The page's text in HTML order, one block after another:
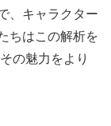
、キャラクター
ちはこの解析を
の魅力をより